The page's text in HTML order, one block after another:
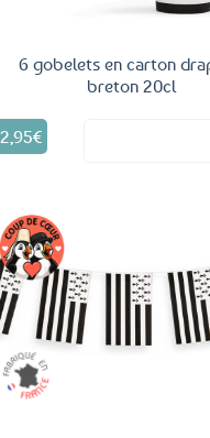
6 gobelets en carton
breton 20cl
2,95€